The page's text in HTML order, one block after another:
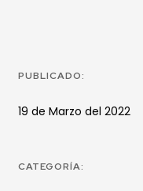
PUBLICADO:
19 de Marzo del 2022
CATEGORÍA: